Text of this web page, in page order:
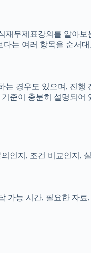
재무제표강의를 알아
는 여러 항목을 순서
경우도 있으며, 진행
준이 충분히 설명되어
인지, 조건 비교인지,
가능 시간, 필요한 자